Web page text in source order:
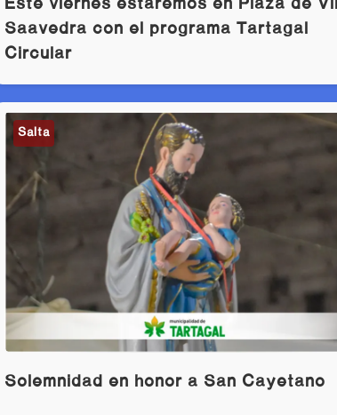
Este viernes estaremos en Plaza de
Saavedra con el programa Tartagal
Circular
Salta
Solemnidad en honor a San Cayetano